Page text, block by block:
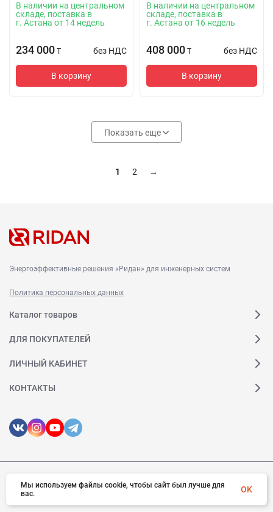
В наличии на центральном
складе, поставка в
г. Астана от 14 недель
234 000 T без НДС
В корзину
В наличии на центральном
складе, поставка в
г. Астана от 16 недель
408 000 T без НДС
В корзину
Показать еще
1 2 →
Энергоэффективные решения «Ридан» для инженерных систем
Политика персональных данных
Каталог товаров
ДЛЯ ПОКУПАТЕЛЕЙ
ЛИЧНЫЙ КАБИНЕТ
КОНТАКТЫ
© 2026 Ридан. Все права защищены
Мы используем файлы cookie, чтобы сайт был лучше для
вас.
OK